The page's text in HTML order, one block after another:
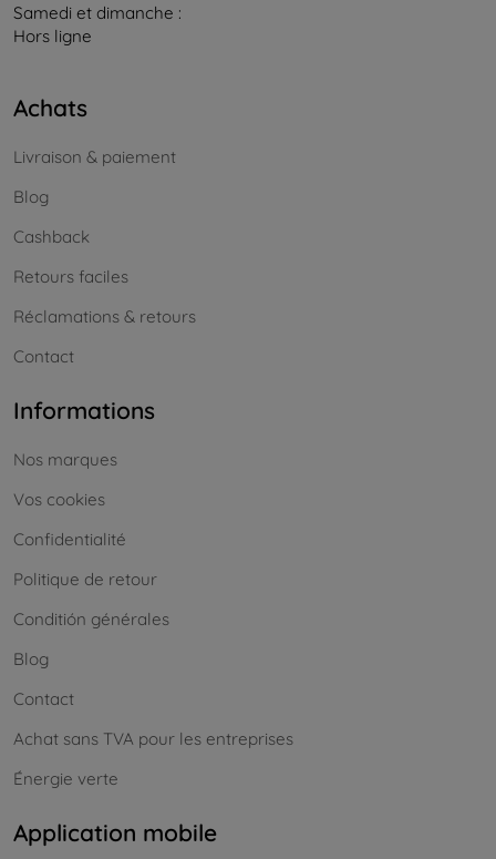
Samedi et dimanche :
Hors ligne
Achats
Livraison & paiement
Blog
Cashback
Retours faciles
Réclamations & retours
Contact
Informations
Nos marques
Vos cookies
Confidentialité
Politique de retour
Conditión générales
Blog
Contact
Achat sans TVA pour les entreprises
Énergie verte
Application mobile